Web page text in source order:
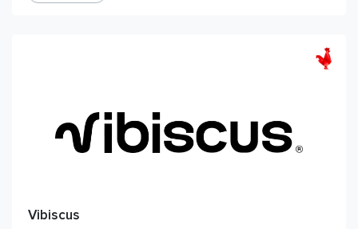
Vibiscus